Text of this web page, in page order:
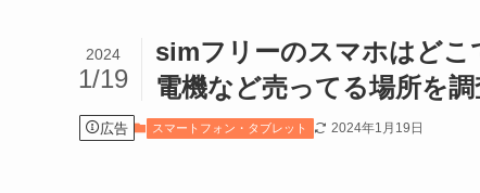
simフリーのスマホはど
電機など売ってる場所を調
2024
1/19
広告 スマートフォン・タブレット 2024年1月19日